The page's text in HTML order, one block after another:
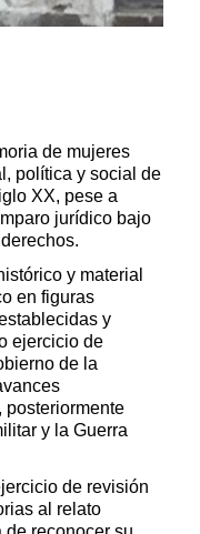
de mujeres
política y social de
XX, pese a
jurídico bajo
y material
en figuras
y
ejercicio de
de la
posteriormente
y la Guerra
de revisión
al relato